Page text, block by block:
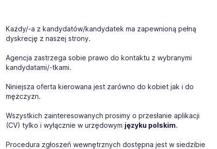
Każdy/-a z kandydatów/kandydatek ma zapewnioną pełną
dyskrecję z naszej strony.
Agencja zastrzega sobie prawo do kontaktu z wybranymi
kandydatami/-tkami.
Niniejsza oferta kierowana jest zarówno do kobiet jak i do
mężczyzn.
Wszystkich zainteresowanych prosimy o przesłanie aplikacji
(CV) tylko i wyłącznie w urzędowym języku polskim.
Procedura zgłoszeń wewnętrznych dostępna jest w siedzibie